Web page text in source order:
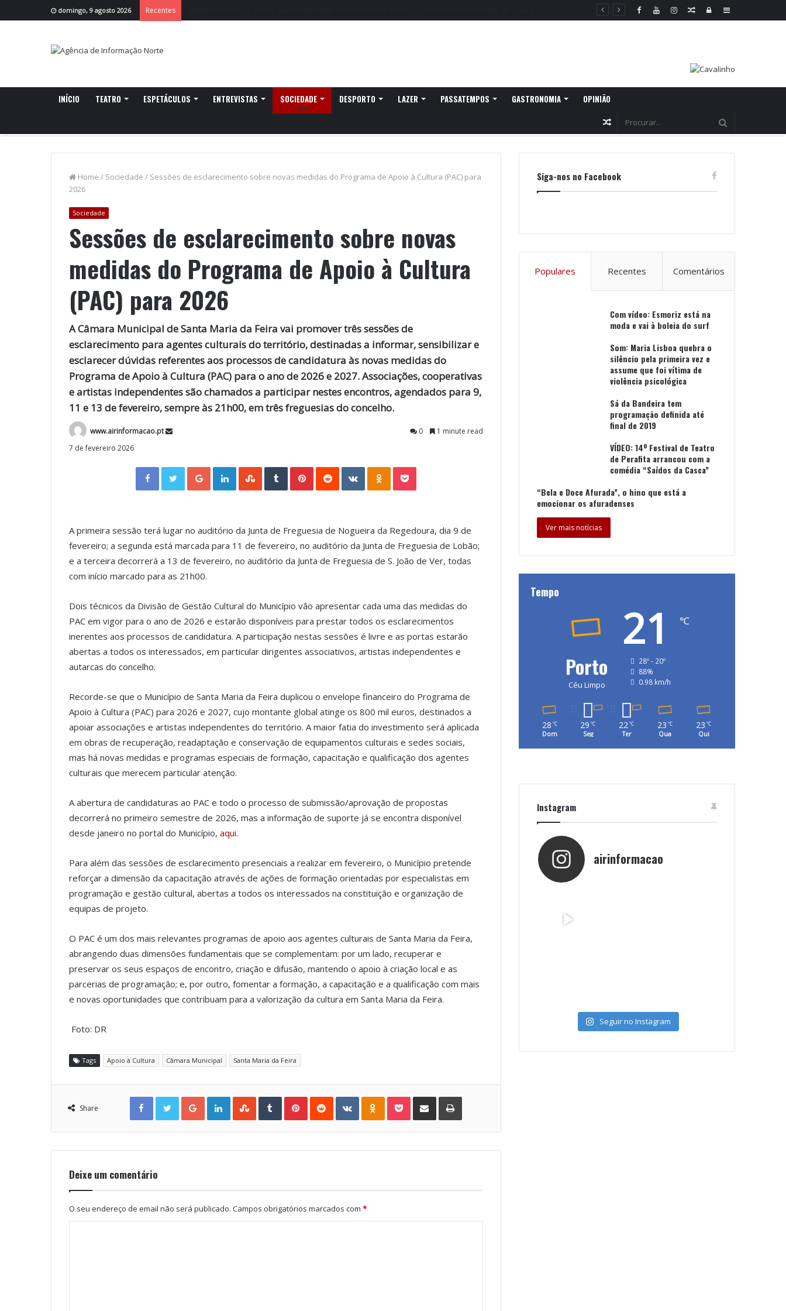
domingo, 9 agosto 2026 Recentes Sidebar
Log
Random
INÍCIO TEATRO ESPETÁCULOS ENTREVISTAS SOCIEDADE DESPORTO LAZER PASSATEMPOS GASTRONOMIA OPINIÃO
Random
Home / Sociedade / Sessões de esclarecimento sobre novas medidas do Programa de Apoio à Cultura (PAC) para
2026
Sociedade
Sessões de esclarecimento sobre novas
medidas do Programa de Apoio à Cultura
(PAC) para 2026
A Câmara Municipal de Santa Maria da Feira vai promover três sessões de
esclarecimento para agentes culturais do território, destinadas a informar, sensibilizar e
esclarecer dúvidas referentes aos processos de candidatura às novas medidas do
Programa de Apoio à Cultura (PAC) para o ano de 2026 e 2027. Associações, cooperativas
e artistas independentes são chamados a participar nestes encontros, agendados para 9,
11 e 13 de fevereiro, sempre às 21h00, em três freguesias do concelho.
www.airinformacao.pt 0
1 minute read
7 de fevereiro 2026
Facebook Twitter Google+ LinkedIn StumbleUpon Tumblr VKontakte
A primeira sessão terá lugar no auditório da Junta de Freguesia de Nogueira da Regedoura, dia 9 de
fevereiro; a segunda está marcada para 11 de fevereiro, no auditório da Junta de Freguesia de Lobão;
e a terceira decorrerá a 13 de fevereiro, no auditório da Junta de Freguesia de S. João de Ver, todas
com início marcado para as 21h00.
Dois técnicos da Divisão de Gestão Cultural do Município vão apresentar cada uma das medidas do
PAC em vigor para o ano de 2026 e estarão disponíveis para prestar todos os esclarecimentos
inerentes aos processos de candidatura. A participação nestas sessões é livre e as portas estarão
abertas a todos os interessados, em particular dirigentes associativos, artistas independentes e
autarcas do concelho.
Recorde-se que o Município de Santa Maria da Feira duplicou o envelope financeiro do Programa de
Apoio à Cultura (PAC) para 2026 e 2027, cujo montante global atinge os 800 mil euros, destinados a
apoiar associações e artistas independentes do território. A maior fatia do investimento será aplicada
em obras de recuperação, readaptação e conservação de equipamentos culturais e sedes sociais,
mas há novas medidas e programas especiais de formação, capacitação e qualificação dos agentes
culturais que merecem particular atenção.
A abertura de candidaturas ao PAC e todo o processo de submissão/aprovação de propostas
decorrerá no primeiro semestre de 2026, mas a informação de suporte já se encontra disponível
desde janeiro no portal do Município, aqui.
Para além das sessões de esclarecimento presenciais a realizar em fevereiro, o Município pretende
reforçar a dimensão da capacitação através de ações de formação orientadas por especialistas em
programação e gestão cultural, abertas a todos os interessados na constituição e organização de
equipas de projeto.
O PAC é um dos mais relevantes programas de apoio aos agentes culturais de Santa Maria da Feira,
abrangendo duas dimensões fundamentais que se complementam: por um lado, recuperar e
preservar os seus espaços de encontro, criação e difusão, mantendo o apoio à criação local e as
parcerias de programação; e, por outro, fomentar a formação, a capacitação e a qualificação com mais
e novas oportunidades que contribuam para a valorização da cultura em Santa Maria da Feira.
Foto: DR
Tags Apoio à Cultura Câmara Municipal Santa Maria da Feira
Share
Facebook Twitter Google+ LinkedIn StumbleUpon Tumblr Pinterest Reddit VKontakte Odnoklassniki Pocket Share via Email Print
Deixe um comentário
O seu endereço de email não será publicado. Campos obrigatórios marcados com *
Siga-nos no Facebook
Populares Recentes Comentários
Com vídeo: Esmoriz está na
moda e vai à boleia do surf
Som: Maria Lisboa quebra o
silêncio pela primeira vez e
assume que foi vítima de
violência psicológica
Sá da Bandeira tem
programação definida até
final de 2019
VÍDEO: 14º Festival de Teatro
de Perafita arrancou com a
comédia “Saídos da Casca”
“Bela e Doce Afurada”, o hino que está a
emocionar os afuradenses
Ver mais notícias
Tempo
Porto
Céu Limpo
21 ℃
28º - 20º
88%
0.98 km/h
28 ℃
Dom
29 ℃
Seg
22℃
Ter
23 ℃
Qua
23 ℃
Qui
Instagram
airinformacao
Seguir no Instagram